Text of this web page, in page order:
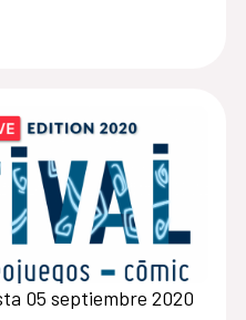
05 septiembre 2020